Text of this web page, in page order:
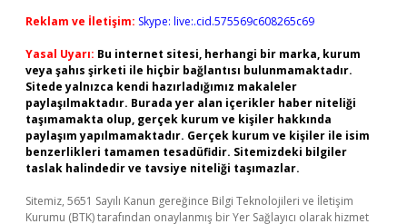
Reklam ve İletişim: Skype: live:.cid.575569c608265c69
Yasal Uyarı: Bu internet sitesi, herhangi bir marka, kurum
veya şahıs şirketi ile hiçbir bağlantısı bulunmamaktadır.
Sitede yalnızca kendi hazırladığımız makaleler
paylaşılmaktadır. Burada yer alan içerikler haber niteliği
taşımamakta olup, gerçek kurum ve kişiler hakkında
paylaşım yapılmamaktadır. Gerçek kurum ve kişiler ile isim
benzerlikleri tamamen tesadüfidir. Sitemizdeki bilgiler
taslak halindedir ve tavsiye niteliği taşımazlar.
Sitemiz, 5651 Sayılı Kanun gereğince Bilgi Teknolojileri ve İletişim
Kurumu (BTK) tarafından onaylanmış bir Yer Sağlayıcı olarak hizmet